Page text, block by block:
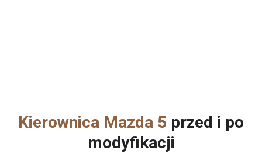
Kierownica Mazda 5 przed i po
modyfikacji